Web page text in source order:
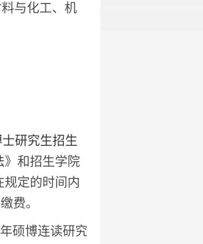
与化工、 机
研究生招生
》和招生学院
规定的时间内
费。
年硕博连读研究